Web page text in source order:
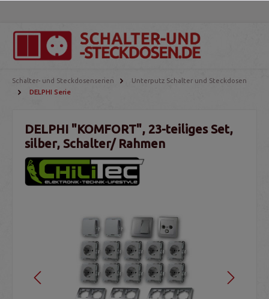
Schalter- und Steckdosenserien
Unterputz Schalter und Steckdosen
DELPHI Serie
DELPHI "KOMFORT", 23-teiliges Set,
silber, Schalter/ Rahmen